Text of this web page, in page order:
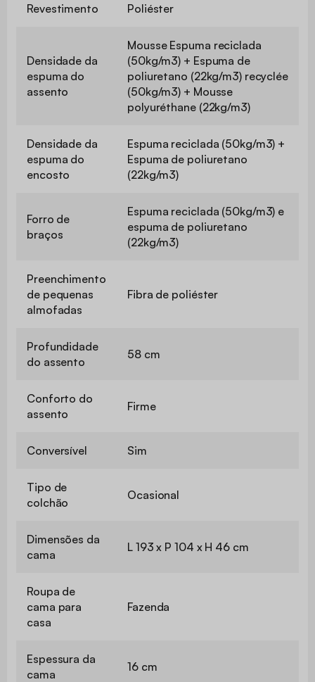
Revestimento Poliéster
Densidade da
espuma do
assento
Mousse Espuma reciclada
(50kg/m3) + Espuma de
poliuretano (22kg/m3) recyclée
(50kg/m3) + Mousse
polyuréthane (22kg/m3)
Densidade da
espuma do
encosto
Espuma reciclada (50kg/m3) +
Espuma de poliuretano
(22kg/m3)
Forro de
braços
Espuma reciclada (50kg/m3) e
espuma de poliuretano
(22kg/m3)
Preenchimento
de pequenas
almofadas
Fibra de poliéster
Profundidade
do assento
58 cm
Conforto do
assento
Firme
Conversível Sim
Tipo de
colchão
Ocasional
Dimensões da
cama
L 193 x P 104 x H 46 cm
Roupa de
cama para
casa
Fazenda
Espessura da
cama
16 cm